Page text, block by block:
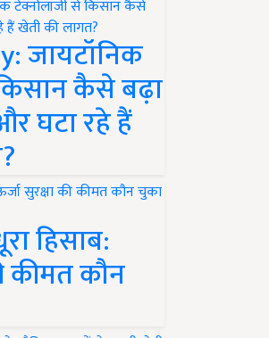
जायटॉनिक
कैसे बढ़ा
घटा रहे हैं
हिसाब:
कीमत कौन